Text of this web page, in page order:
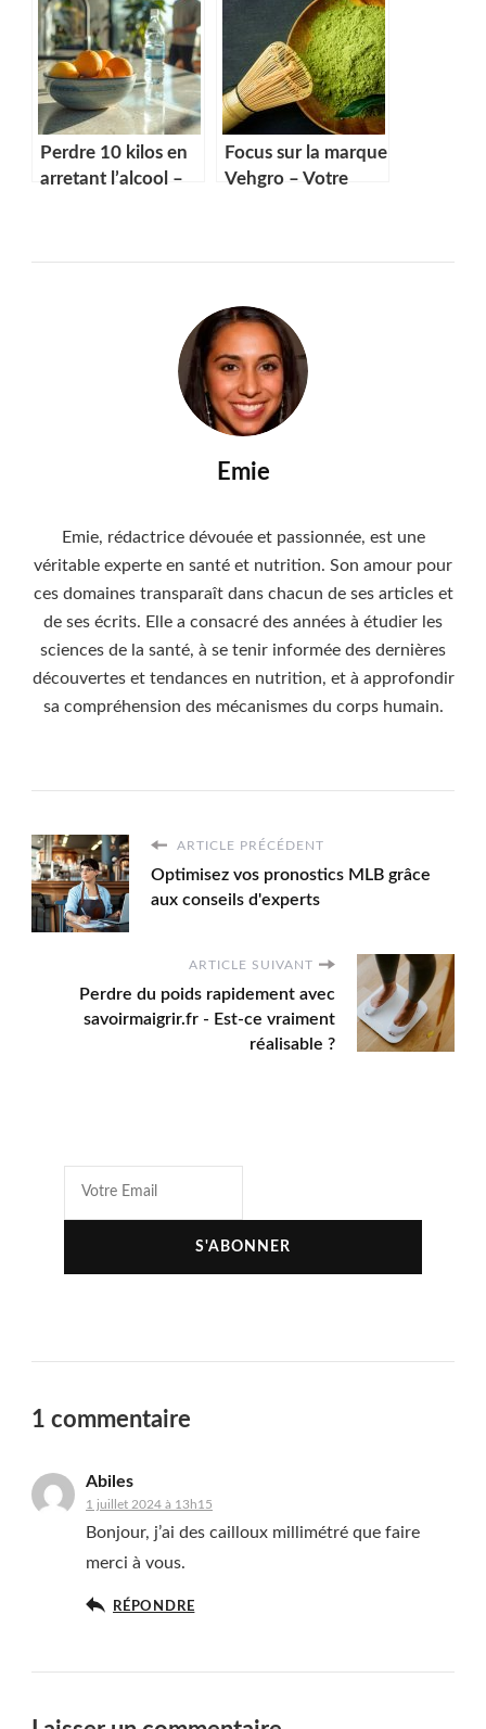
Perdre 10 kilos en
arretant l’alcool –
Focus sur la marque
Vehgro – Votre
Emie
Emie, rédactrice dévouée et passionnée, est une
véritable experte en santé et nutrition. Son amour pour
ces domaines transparaît dans chacun de ses articles et
de ses écrits. Elle a consacré des années à étudier les
sciences de la santé, à se tenir informée des dernières
découvertes et tendances en nutrition, et à approfondir
sa compréhension des mécanismes du corps humain.
ARTICLE PRÉCÉDENT
Optimisez vos pronostics MLB grâce
aux conseils d'experts
ARTICLE SUIVANT
Perdre du poids rapidement avec
savoirmaigrir.fr - Est-ce vraiment
réalisable ?
1 commentaire
Abiles
1 juillet 2024 à 13h15
Bonjour, j’ai des cailloux millimétré que faire
merci à vous.
RÉPONDRE